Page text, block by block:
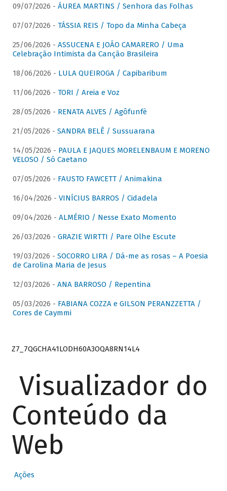
09/07/2026 - ÁUREA MARTINS / Senhora das Folhas
07/07/2026 - TÁSSIA REIS / Topo da Minha Cabeça
25/06/2026 - ASSUCENA E JOÃO CAMARERO / Uma
Celebração Intimista da Canção Brasileira
18/06/2026 - LULA QUEIROGA / Capibaribum
11/06/2026 - TORI / Areia e Voz
28/05/2026 - RENATA ALVES / Agôfunfè
21/05/2026 - SANDRA BELÊ / Sussuarana
14/05/2026 - PAULA E JAQUES MORELENBAUM E MORENO
VELOSO / Só Caetano
07/05/2026 - FAUSTO FAWCETT / Animakina
16/04/2026 - VINÍCIUS BARROS / Cidadela
09/04/2026 - ALMÉRIO / Nesse Exato Momento
26/03/2026 - GRAZIE WIRTTI / Pare Olhe Escute
19/03/2026 - SOCORRO LIRA / Dá-me as rosas – A Poesia
de Carolina Maria de Jesus
12/03/2026 - ANA BARROSO / Repentina
05/03/2026 - FABIANA COZZA e GILSON PERANZZETTA /
Cores de Caymmi
Z7_7QGCHA41LODH60A3OQA8RN14L4
Visualizador do
Conteúdo da
Web
Ações